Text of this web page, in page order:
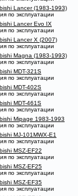
Lancer (1983-1993)
по эксплуатации
Lancer Evo IX
по эксплуатации
Lancer X (2007)
по эксплуатации
Magna (1983-1993)
по эксплуатации
MDT-321S
по эксплуатации
MDT-402S
по эксплуатации
MDT-461S
по эксплуатации
Mipage 1983-1993
по эксплуатации
MJ-101MWX-E1
по эксплуатации
MSZ-EF22
по эксплуатации
MSZ-EF25
по эксплуатации
MSZ-EF35
по эксплуатации